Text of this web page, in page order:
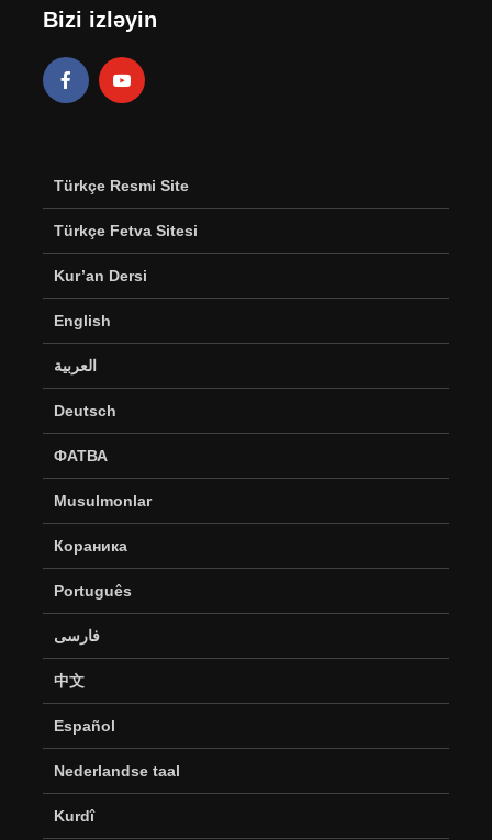
Bizi izləyin
Türkçe Resmi Site
Türkçe Fetva Sitesi
Kur’an Dersi
English
العربية
Deutsch
ФАТВА
Musulmonlar
Кораника
Português
فارسی
中文
Español
Nederlandse taal
Kurdî